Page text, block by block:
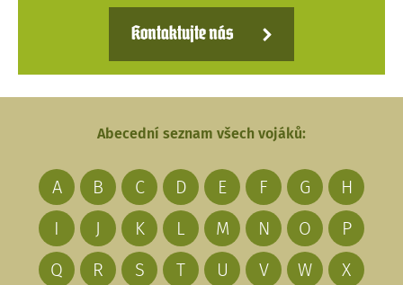
Kontaktujte nás
Abecední seznam všech vojáků:
A B C D E F G
H
I
J K L M N O
P
Q
R S T U V W
X